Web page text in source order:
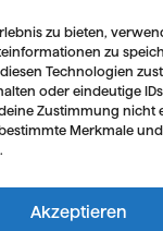
zu bieten,
zu
Technologien
oder eindeutige
Zustimmung nicht
Merkmale
Akzeptieren